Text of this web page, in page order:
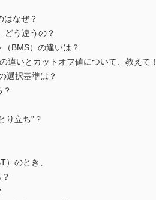
なぜ？
う違うの？
BMS）の違いは？
いとカットオフ値について、教えて！
選択基準は？
り立ち”？
のとき、